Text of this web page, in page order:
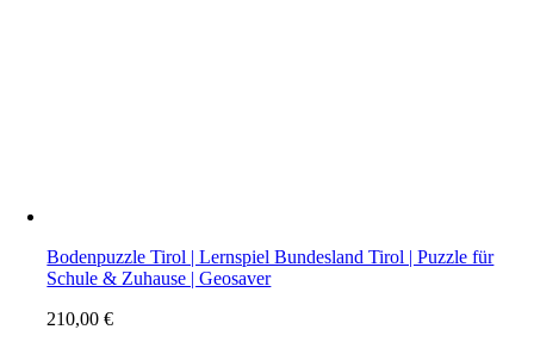
Bodenpuzzle Tirol | Lernspiel Bundesland Tirol | Puzzle für
Schule & Zuhause | Geosaver
210,00€